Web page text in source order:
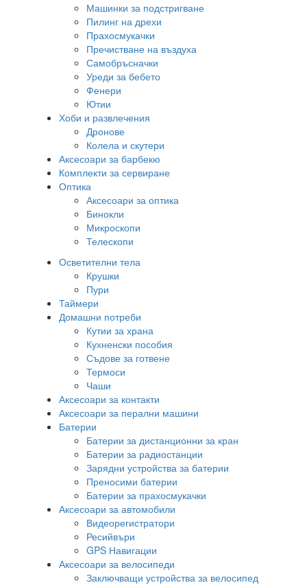
Машинки за подстригване
Пилинг на дрехи
Прахосмукачки
Пречистване на въздуха
Самобръсначки
Уреди за бебето
Фенери
Ютии
Хоби и развлечения
Дронове
Колела и скутери
Аксесоари за барбекю
Комплекти за сервиране
Оптика
Аксесоари за оптика
Бинокли
Микроскопи
Телескопи
Осветителни тела
Крушки
Пури
Таймери
Домашни потреби
Кутии за храна
Кухненски пособия
Съдове за готвене
Термоси
Чаши
Аксесоари за контакти
Аксесоари за перални машини
Батерии
Батерии за дистанционни за кран
Батерии за радиостанции
Зарядни устройства за батерии
Преносими батерии
Батерии за прахосмукачки
Аксесоари за автомобили
Видеорегистратори
Ресийвъри
GPS Навигации
Аксесоари за велосипеди
Заключващи устройства за велосипед